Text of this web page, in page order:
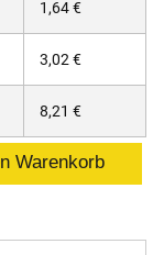
1,64 €
3,02 €
8,21 €